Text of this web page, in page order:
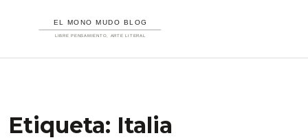
Etiqueta: Italia